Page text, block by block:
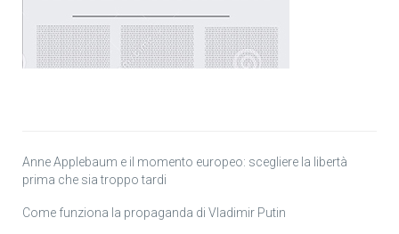
Anne Applebaum e il momento europeo: scegliere la libertà
prima che sia troppo tardi
Come funziona la propaganda di Vladimir Putin